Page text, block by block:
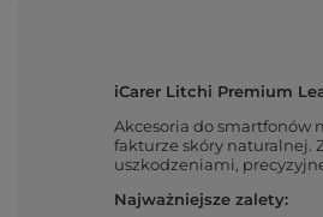
iCarer Litchi Premium
Akcesoria do smartfonów
fakturze skóry naturalnej.
uszkodzeniami,
Najważniejsze zalety: